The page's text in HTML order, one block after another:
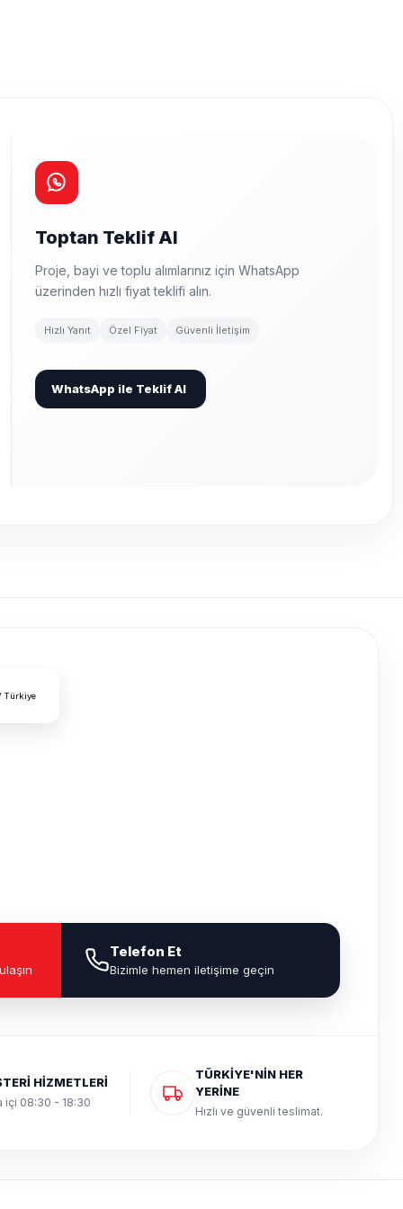
Toptan Teklif Al
Proje, bayi ve toplu alımlarınız için WhatsApp
üzerinden hızlı fiyat teklifi alın.
Hızlı Yanıt Özel Fiyat Güvenli İletişim
WhatsApp ile Teklif Al
Türkiye
Telefon Et
Bizimle hemen iletişime geçin
HİZMETLERİ
içi 08:30 - 18:30
TÜRKİYE'NİN HER
YERİNE
Hızlı ve güvenli teslimat.